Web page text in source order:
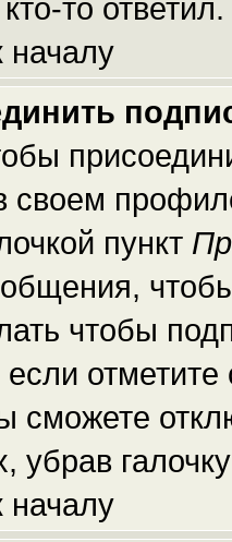
то ответил.
началу
своем
пункт
чтобы
сможете
убрав
началу